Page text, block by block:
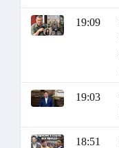
19:09
19:03
18:51